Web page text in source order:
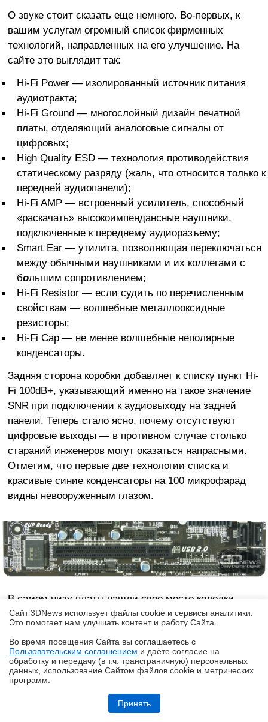
Обзор «малолитражного суперкомпьютера» MSI EdgeXpert MS-C931
О звуке стоит сказать еще немного. Во-первых, к
вашим услугам огромный список фирменных
технологий, направленных на его улучшение. На
сайте это выглядит так:
Hi-Fi Power — изолированный источник питания
аудиотракта;
Hi-Fi Ground — многослойный дизайн печатной
платы, отделяющий аналоговые сигналы от
цифровых;
High Quality ESD — технология противодействия
статическому разряду (жаль, что относится только к
передней аудиопанели);
Hi-Fi AMP — встроенный усилитель, способный
«раскачать» высокоимпендансные наушники,
подключенные к переднему аудиоразъему;
Smart Ear — утилита, позволяющая переключаться
между обычными наушниками и их коллегами с
большим сопротивлением;
Hi-Fi Resistor — если судить по перечисленным
свойствам — волшебные металлооксидные
резисторы;
Hi-Fi Cap — не менее волшебные неполярные
конденсаторы.
Задняя сторона коробки добавляет к списку пункт Hi-
Fi 100dB+, указывающий именно на такое значение
SNR при подключении к аудиовыходу на задней
панели. Теперь стало ясно, почему отсутствуют
цифровые выходы — в противном случае столько
стараний инженеров могут оказаться напрасными.
Отметим, что первые две технологии списка и
красивые синие конденсаторы на 100 микрофарад
видны невооруженным глазом.
В самом низу платы нашли свое место колодки
внутренних разъемов. Слева направо расположены:
контакты LPT, COM, пара USB и гребенка контактов
подключения передней панели. Сверху над ними
оказалась колодка USB 3.0.
Сайт 3DNews использует файлы cookie и сервисы аналитики.
Это помогает нам улучшать контент и работу Cайта.
Во время посещения Cайта вы соглашаетесь с
Пользовательским соглашением и даёте согласие на
обработку и передачу (в т.ч. трансграничную) персональных
данных, использование Cайтом файлов cookie и метрических
программ.
Принять